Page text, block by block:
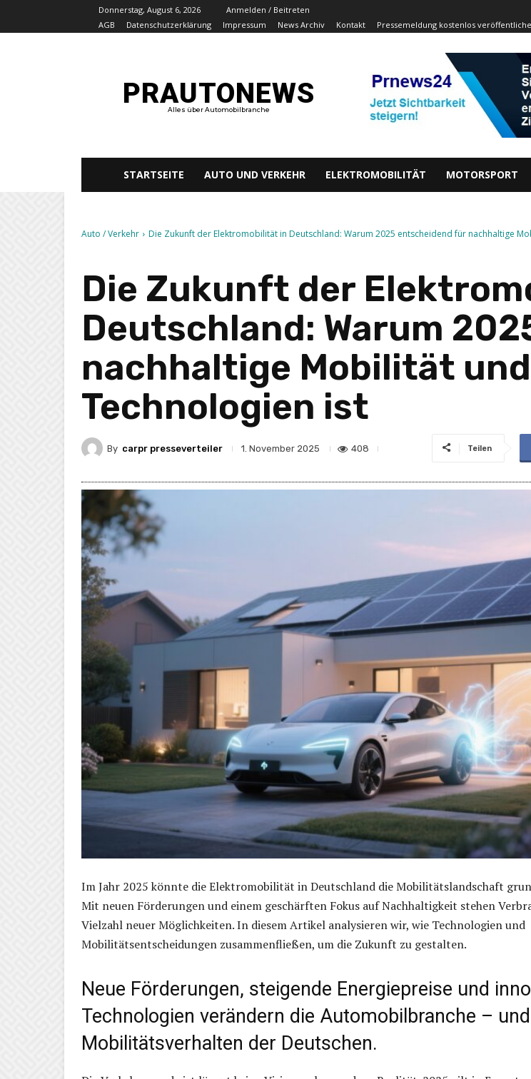
Donnerstag, August 6, 2026
Anmelden / Beitreten
AGB
Datenschutzerklärung Impressum News Archiv Kontakt Pressemeldung kostenlos
PRAUTONEWS
Alles über Automobilbranche
STARTSEITE AUTO UND VERKEHR ELEKTROMOBILITÄT MOTORSPORT
Auto / Verkehr Die Zukunft der Elektromobilität in Deutschland: Warum 2025 entscheidend für nachhaltige
Die Zukunft der
Deutschland: Warum
nachhaltige Mobilität
Technologien ist
By carpr presseverteiler 1. November 2025 408 Teilen
Im Jahr 2025 könnte die Elektromobilität in Deutschland die Mobilitätslandschaft
Mit neuen Förderungen und einem geschärften Fokus auf Nachhaltigkeit stehen
Vielzahl neuer Möglichkeiten. In diesem Artikel analysieren wir, wie Technologien und
Mobilitätsentscheidungen zusammenfließen, um die Zukunft zu gestalten.
Neue Förderungen, steigende Energiepreise und
Technologien verändern die Automobilbranche –
Mobilitätsverhalten der Deutschen.